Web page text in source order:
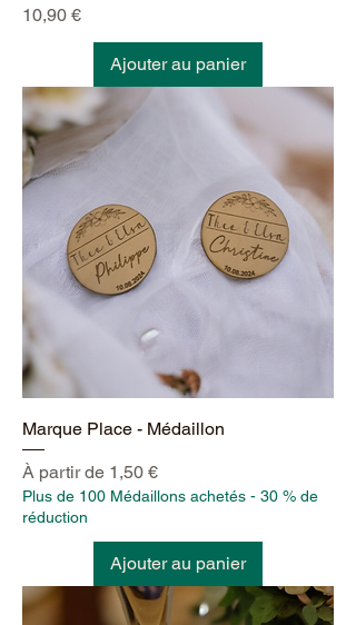
Prix
10,90 €
Ajouter au panier
Marque Place - Médaillon
À partir de 1,50 €
Prix promotionnel
Plus de 100 Médaillons achetés - 30 % de
réduction
Ajouter au panier